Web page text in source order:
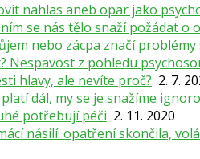
nahlas aneb opar jako
se nás tělo snaží požádat o
nebo zácpa značí
Nespavost z pohledu
hlavy, ale nevíte proč? 2. 7.
dál, my se je snažíme
potřebují péči 2. 11. 2020
násilí: opatření skončila,